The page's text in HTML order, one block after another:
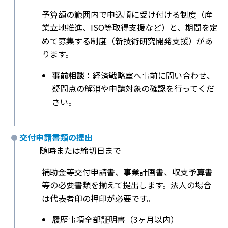
予算額の範囲内で申込順に受け付ける制度（産
業立地推進、ISO等取得支援など）と、期間を定
めて募集する制度（新技術研究開発支援）があ
ります。
事前相談： 経済戦略室へ事前に問い合わせ、
疑問点の解消や申請対象の確認を行ってくだ
さい。
交付申請書類の提出
随時または締切日まで
補助金等交付申請書、事業計画書、収支予算書
等の必要書類を揃えて提出します。法人の場合
は代表者印の押印が必要です。
履歴事項全部証明書（3ヶ月以内）